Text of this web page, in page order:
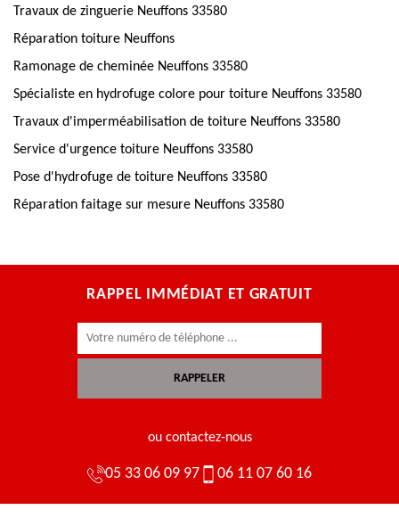
Travaux de zinguerie Neuffons 33580
Réparation toiture Neuffons
Ramonage de cheminée Neuffons 33580
Spécialiste en hydrofuge colore pour toiture Neuffons 33580
Travaux d'imperméabilisation de toiture Neuffons 33580
Service d'urgence toiture Neuffons 33580
Pose d'hydrofuge de toiture Neuffons 33580
Réparation faitage sur mesure Neuffons 33580
RAPPEL IMMÉDIAT ET GRATUIT
ou contactez-nous
05 33 06 09 97 06 11 07 60 16